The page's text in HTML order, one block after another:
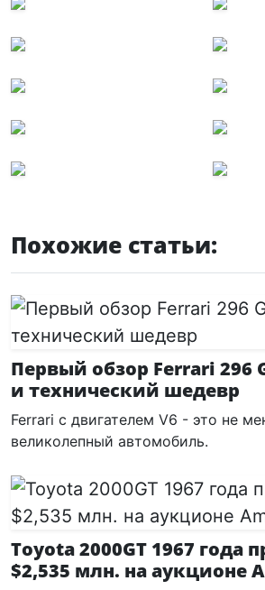
Похожие статьи:
Первый обзор Ferrari 296
и технический шедевр
Ferrari с двигателем V6 - это не
великолепный автомобиль.
Toyota 2000GT 1967 года
$2,535 млн. на аукционе